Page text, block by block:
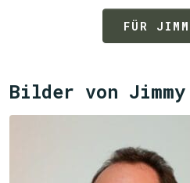
FÜR
Bilder von Jimmy